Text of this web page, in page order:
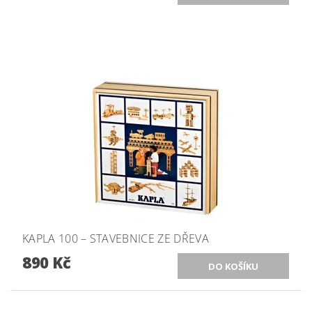
KAPLA 100 – STAVEBNICE ZE DŘEVA
890 Kč